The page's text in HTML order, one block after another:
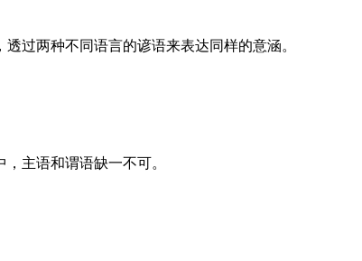
过两种不同语言的谚语来表达同样的意涵。
主语和谓语缺一不可。